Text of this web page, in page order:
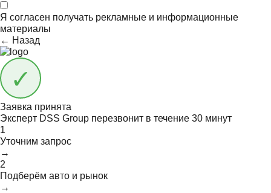
Я согласен получать рекламные и информационные
материалы
← Назад
Заявка принята
Эксперт DSS Group перезвонит в течение 30 минут
1
Уточним запрос
→
2
Подберём авто и рынок
→